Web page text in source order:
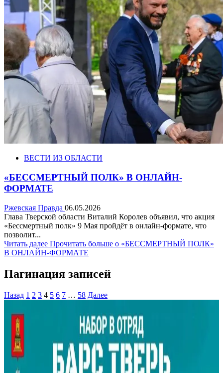
ВЕСТИ ИЗ ОБЛАСТИ
«БЕССМЕРТНЫЙ ПОЛК» В ОНЛАЙН-
ФОРМАТЕ
Ржевская Правда 06.05.2026
Глава Тверской области Виталий Королев объявил, что акция
«Бессмертный полк» 9 Мая пройдёт в онлайн-формате, что
позволит...
Читать далее Прочитать больше о «БЕССМЕРТНЫЙ ПОЛК»
В ОНЛАЙН-ФОРМАТЕ
Пагинация записей
Назад 1 2 3 4 5 6 7 … 58 Далее